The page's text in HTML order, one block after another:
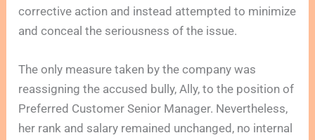
corrective action and instead attempted to minimize
and conceal the seriousness of the issue.
The only measure taken by the company was
reassigning the accused bully, Ally, to the position of
Preferred Customer Senior Manager. Nevertheless,
her rank and salary remained unchanged, no internal